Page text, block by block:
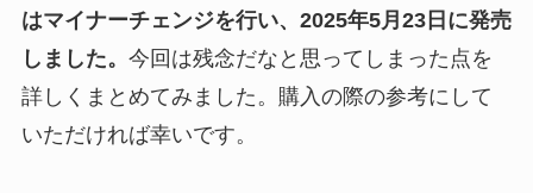
はマイナーチェンジを行い、 2025年5月23日に発売
しました。 今回は残念だなと思ってしまった点を
詳しくまとめてみました。購入の際の参考にして
いただければ幸いです。